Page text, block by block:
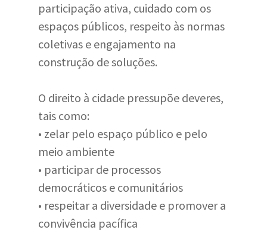
participação ativa, cuidado com os
espaços públicos, respeito às normas
coletivas e engajamento na
construção de soluções.
O direito à cidade pressupõe deveres,
tais como:
• zelar pelo espaço público e pelo
meio ambiente
• participar de processos
democráticos e comunitários
• respeitar a diversidade e promover a
convivência pacífica